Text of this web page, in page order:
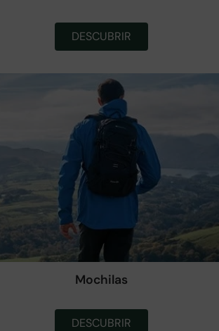
DESCUBRIR
Mochilas
DESCUBRIR